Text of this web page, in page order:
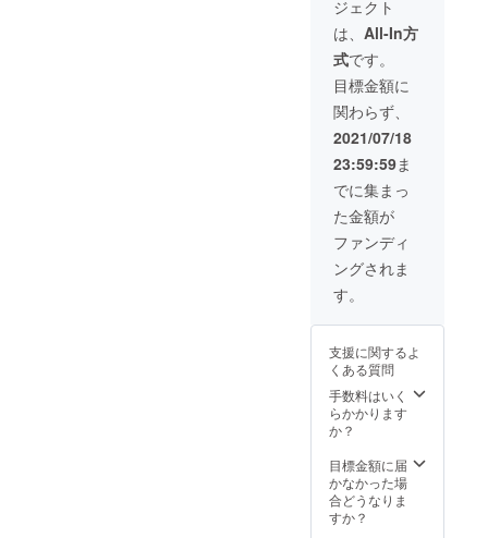
箱 大
（滝和
紙店）
・感
謝、お
礼メー
ル ・ご
支援者
皆様の
お名前
を豊国
神社へ
献上品
と一緒
に奉納
(葉月
み） ・
聚楽第
まちめ
ぐり
マップ
【当店
提供】
・ 純米
大吟醸
工事）
・太閤
注 飾り
畳（太
田畳店/
かねた
屋渓商
店/もり
さん）
・太閤
献上特
注 唐紙
ウォー
ルパネ
ル(京か
太閤献
上専用
貼り外
箱 大
（滝和
紙店）
礼メー
ル ・ご
支援者
天目釉
板皿
「太閤
献上」
（寺池
工房）
・太閤
献上特
ンド板
わさ醤
油（澤
井醤
油） ・
「太閤
献上」
置き
（長岡
京屋根
工事）
・太閤
献上特
田畳店/
かねた
屋渓商
さ)(三宅
工芸
(NSplus
)) ・西
陣織太
閤献上
専用巾
着袋(渡
文） ・
太閤献
上特注
純銀細
工瓢箪
オーナ
メント
（京錺
天目釉
板皿
「太閤
献上」
（寺池
工房）
別ブレ
ンド板
わさ醤
基銘木)
（レー
ザー彫
刻入京
北山杉
かまぼ
こ板
付） ・
太閤献
上専用
京北山
杉折箱
(西田商
店/中基
銘木) ・
太閤献
鈿袱紗
いらで
んふく
さ)(三宅
工芸
(NSplus
陣織太
閤献上
専用巾
着袋(渡
ジェクト
は、 All-In方
式です。
目標金額に
関わらず、
2021/07/18
23:59:59ま
でに集まっ
た金額が
ファンディ
ングされま
す。
支援に関するよ
くある質問
手数料はいく
らかかります
か？
目標金額に届
かなかった場
合どうなりま
すか？